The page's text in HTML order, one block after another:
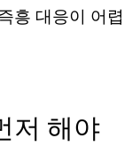
흥 대응이 어렵
저 해야